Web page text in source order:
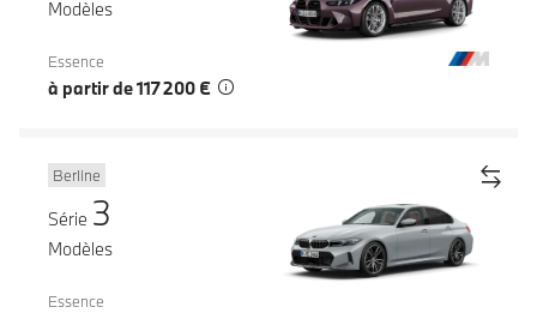
Modèles
Essence
à partir de 117 200 €
Berline
Série 3
Modèles
Essence